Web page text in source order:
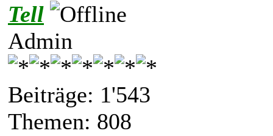
Tell
Admin
Beiträge: 1'543
Themen: 808